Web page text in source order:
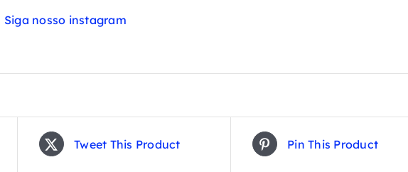
Siga nosso instagram
Tweet This Product Pin This Product